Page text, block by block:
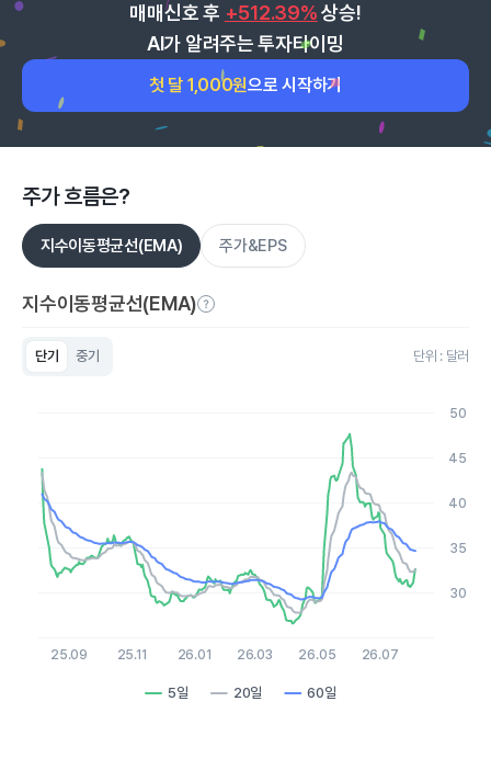
매매신호 후 +512.39% 상승!
AI가 알려주는 투자타이밍
첫 달 1,000원으로 시작하기
주가 흐름은?
지수이동평균선(EMA) 주가&EPS
지수이동평균선(EMA)
단기 중기 단위 : 달러
The chart has 1 X axis displaying Time. Data ranges from
The chart has 1 Y axis displaying values. Data ranges from
5일 20일 60일
25.09 25.11 26.01 26.03 26.05 26.07
30
35
40
45
50